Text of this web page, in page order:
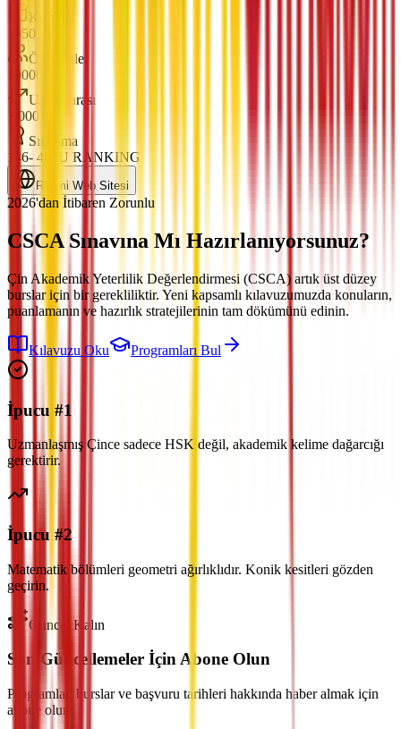
Kuruluş
1950
Öğrenciler
19000
Uluslararası
1,000
Sıralama
146- 4ICU RANKING
Resmi Web Sitesi
2026'dan İtibaren Zorunlu
CSCA Sınavına Mı Hazırlanıyorsunuz?
Çin Akademik Yeterlilik Değerlendirmesi (CSCA) artık üst düzey
burslar için bir gerekliliktir. Yeni kapsamlı kılavuzumuzda konuların,
puanlamanın ve hazırlık stratejilerinin tam dökümünü edinin.
Kılavuzu Oku Programları Bul
İpucu #1
Uzmanlaşmış Çince sadece HSK değil, akademik kelime dağarcığı
gerektirir.
İpucu #2
Matematik bölümleri geometri ağırlıklıdır. Konik kesitleri gözden
geçirin.
Güncel Kalın
Son Güncellemeler İçin Abone Olun
Programlar, burslar ve başvuru tarihleri hakkında haber almak için
abone olun.